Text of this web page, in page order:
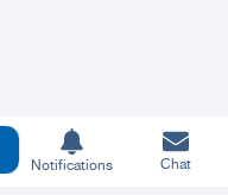
Notifications Chat